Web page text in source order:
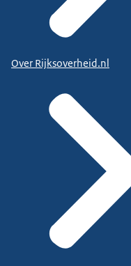
Over Rijksoverheid.nl